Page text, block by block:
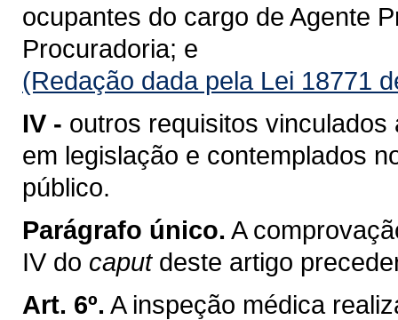
ocupantes do cargo de Agente
Procuradoria; e
(Redação dada pela Lei 18771
IV - outros requisitos
em legislação e contemplados
público.
Parágrafo único. A
IV do caputdeste artigo
Art. 6º. A inspeção médica